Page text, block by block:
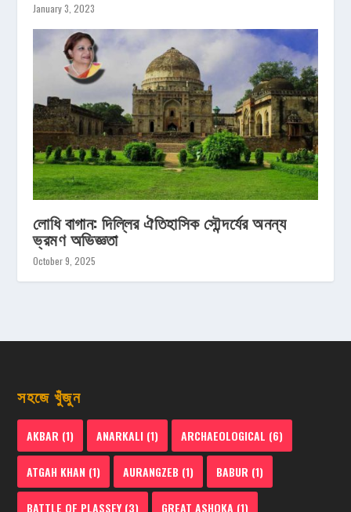
January 3, 2023
লোধি বাগান: দিল্লির ঐতিহাসিক সৌন্দর্যের অনন্য
ভ্রমণ অভিজ্ঞতা
October 9, 2025
সহজে খুঁজুন
AKBAR (1) ANARKALI (1) ARCHAEOLOGICAL (6)
ATGAH KHAN (1) AURANGZEB (1) BABUR (1)
BATTLE OF PLASSEY(3) GREAT ASHOKA (1)